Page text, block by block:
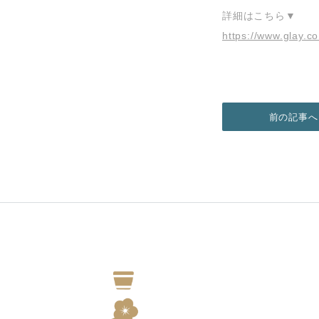
詳細はこちら▼
https://
前の記事へ